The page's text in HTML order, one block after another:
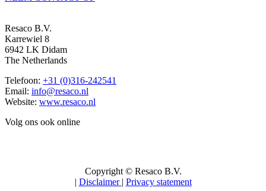
Resaco B.V.
Karrewiel 8
6942 LK Didam
The Netherlands
Telefoon: +31 (0)316-242541
Email: info@resaco.nl
Website: www.resaco.nl
Volg ons ook online
Copyright © Resaco B.V.
| Disclaimer | Privacy statement